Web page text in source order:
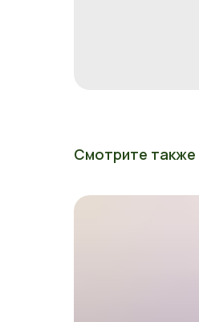
Смотрите также